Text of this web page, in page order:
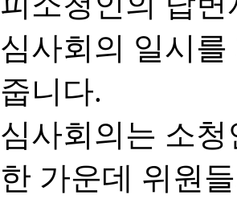
심사회의 일시
줍니다.
심사회의는 소
한 가운데 위원